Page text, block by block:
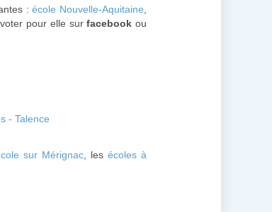
:école Nouvelle-Aquitaine
voter pour elle surfacebook ou
- Talence
sur Mérignac , lesécoles à